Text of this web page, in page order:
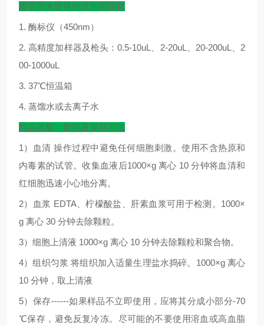
需要而未提供的试剂和器材
1. 酶标仪（450nm）
2.高精度加样器及枪头：0.5-10uL 2-20uL 20-200uL
2
00-1000uL
3. 37℃恒温箱
4. 蒸馏水或去离子水
样品收集、处理及保存方法
1 ）血清 操作过程中避免任何细胞刺激。使用不含热原和
内毒素的试管。收集血液后1000×g离心 10分钟将血清和
红细胞迅速小心地分离。
2）血浆 EDTA、柠檬酸盐、肝素血浆可用于检测。 1000×
g 离心 30 分钟去除颗粒。
3）细胞上清液 1000×g 离心 10 分钟去除颗粒和聚合物。
4）组织匀浆 将组织加入适量生理盐水捣碎。 1000×g 离心
10 分钟，取上清液
5）保存------如果样品不立即使用，应将其分成小部分-70
℃保存，避免反复冷冻。尽可能的不要使用溶血或高血脂